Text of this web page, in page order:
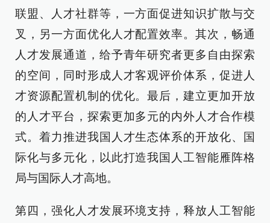
联盟、人才社群等，一方面促进知识扩散与交
叉，另一方面优化人才配置效率。其次，畅通
人才发展通道，给予青年研究者更多自由探索
的空间，同时形成人才客观评价体系，促进人
才资源配置机制的优化。最后，建立更加开放
的人才平台，探索更加多元的内外人才合作模
式。着力推进我国人才生态体系的开放化、国
际化与多元化，以此打造我国人工智能雁阵格
局与国际人才高地。
第四，强化人才发展环境支持，释放人工智能